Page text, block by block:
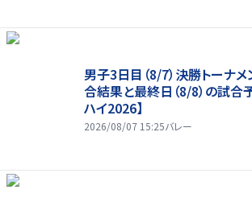
男子3日目（8/7）決勝トーナ
合結果と最終日（8/8）の試合
ハイ2026】
2026/08/07 15:25バレー